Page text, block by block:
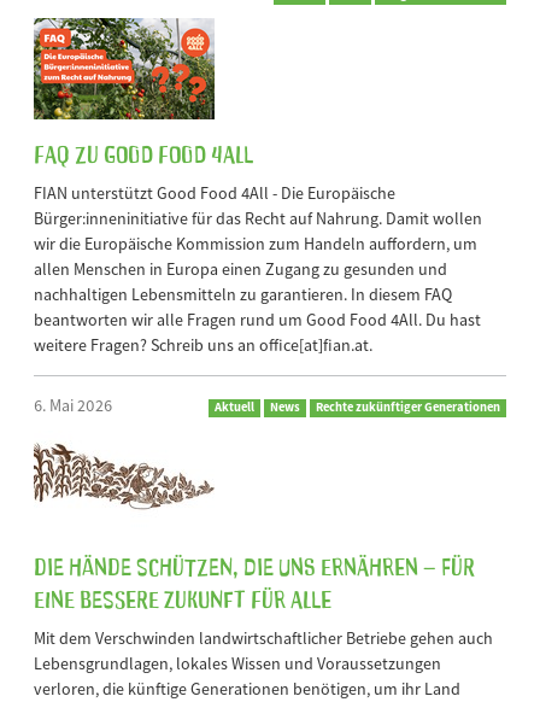
FAQ zu Good Food 4All
FIAN unterstützt Good Food 4All - Die Europäische
Bürger:inneninitiative für das Recht auf Nahrung. Damit wollen
wir die Europäische Kommission zum Handeln auffordern, um
allen Menschen in Europa einen Zugang zu gesunden und
nachhaltigen Lebensmitteln zu garantieren. In diesem FAQ
beantworten wir alle Fragen rund um Good Food 4All. Du hast
weitere Fragen? Schreib uns an office[at]fian.at.
6. Mai 2026 Aktuell News Rechte zukünftiger Generationen
Die Hände schützen, die uns ernähren – für
eine bessere Zukunft für alle
Mit dem Verschwinden landwirtschaftlicher Betriebe gehen auch
Lebensgrundlagen, lokales Wissen und Voraussetzungen
verloren, die künftige Generationen benötigen, um ihr Land